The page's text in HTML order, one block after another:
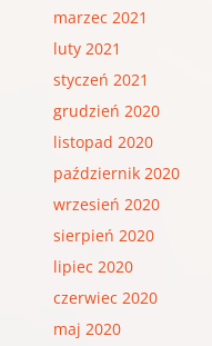
marzec 2021
luty 2021
styczeń 2021
grudzień 2020
listopad 2020
październik 2020
wrzesień 2020
sierpień 2020
lipiec 2020
czerwiec 2020
maj 2020